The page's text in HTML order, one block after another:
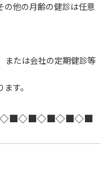
の他の月齢の健診は任意
または会社の定期健診等
す。